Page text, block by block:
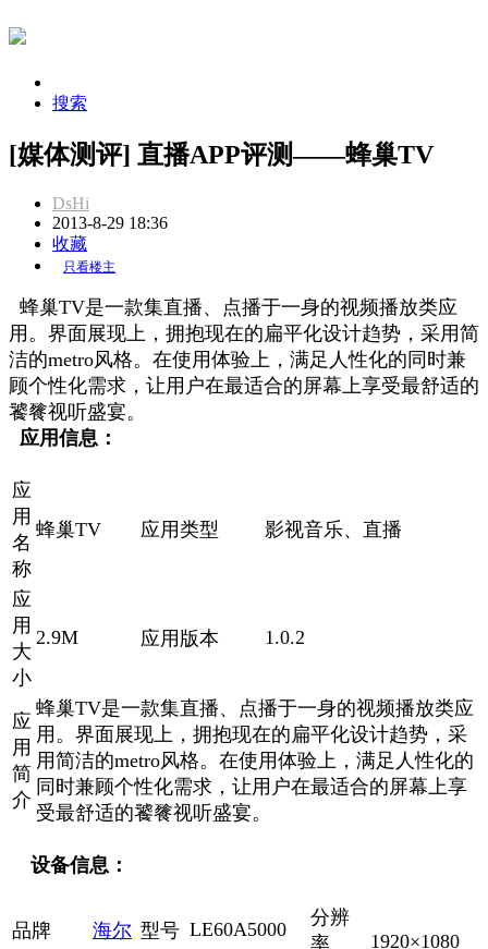
搜索
[媒体测评] 直播APP评测——蜂巢TV
DsHi
2013-8-29 18:36
收藏
只看楼主
蜂巢TV是一款集直播、点播于一身的视频播放类应
用。界面展现上，拥抱现在的扁平化设计趋势，采用简
洁的metro风格。在使用体验上，满足人性化的同时兼
顾个性化需求，让用户在最适合的屏幕上享受最舒适的
饕餮视听盛宴。
应用信息：
应
用
名
称
蜂巢TV 应用类型 影视音乐、直播
应
用
大
小
2.9M 应用版本 1.0.2
应
用
简
介
蜂巢TV是一款集直播、点播于一身的视频播放类应
用。界面展现上，拥抱现在的扁平化设计趋势，采
用简洁的metro风格。在使用体验上，满足人性化的
同时兼顾个性化需求，让用户在最适合的屏幕上享
受最舒适的饕餮视听盛宴。
设备信息：
品牌 海尔 型号 LE60A5000
分辨
率
1920×1080